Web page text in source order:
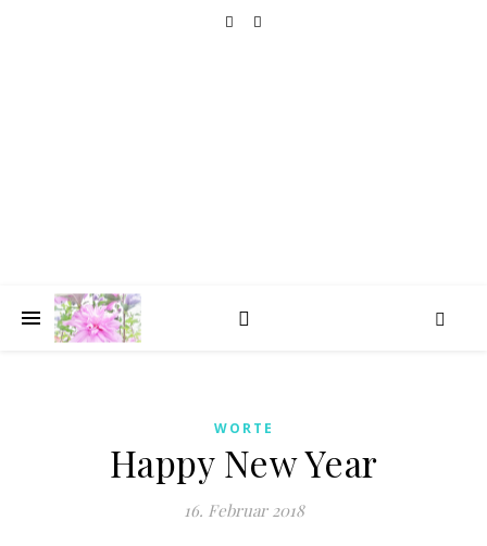
WORTE
Happy New Year
16. Februar 2018